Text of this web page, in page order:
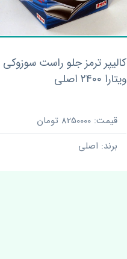
کالیپر ترمز جلو راست سوزوکی
ویتارا 2400 اصلی
قیمت: 8250000 تومان
برند: اصلی